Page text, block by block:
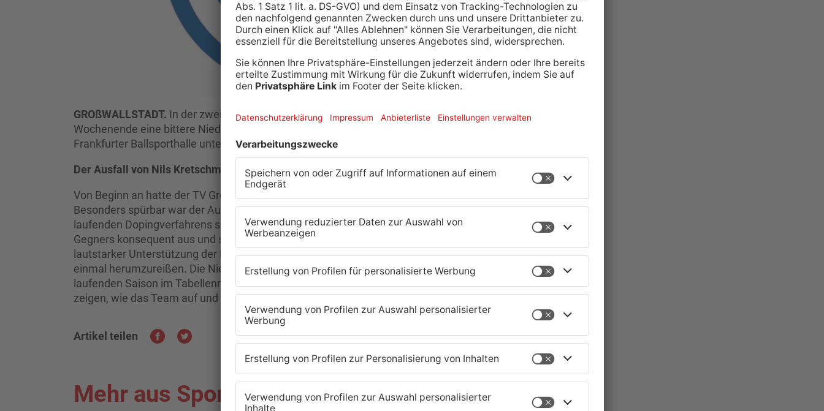
GROßWALLSTADT. In der zweiten Handball-Bundesliga musste der TV Großwallstadt am
Wochenende eine bittere Niederlage hinnehmen. Vor über 4000 Zuschauern in der
Frankfurter Ballsporthalle unterlag das Team mit 27:32 gegen den TV Hüttenberg.
Der Ausfall von Nils Kretschmer wiegt schwer
Von Beginn an hatte der TV Großwallstadt Schwierigkeiten, das Spiel zu kontrollieren.
Besonders spürbar war der Ausfall von Team-Kapitän Nils Kretschmer, der wegen eines
laufenden Dopingverfahrens suspendiert ist. Der TV Hüttenberg nutzte die Schwächen des
Gegners konsequent aus und setzte sich in der zweiten Hälfte zunehmend ab. Trotz
lautstarker Unterstützung der Fans in der Halle gelang es dem TVG nicht, das Ruder noch
einmal herumzureißen. Die Niederlage ist ein Rückschlag für Großwallstadt, das sich in der
laufenden Saison im Tabellenmittelfeld stabilisieren wollte. Die nächsten Wochen werden
zeigen, wie das Team auf und neben dem Feld mit der schwierigen Situation umgeht.
Artikel teilen
Mehr aus Sport